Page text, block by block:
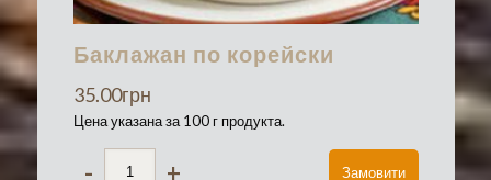
Баклажан по корейски
35.00грн
Цена указана за 100 г продукта.
- + Замовити